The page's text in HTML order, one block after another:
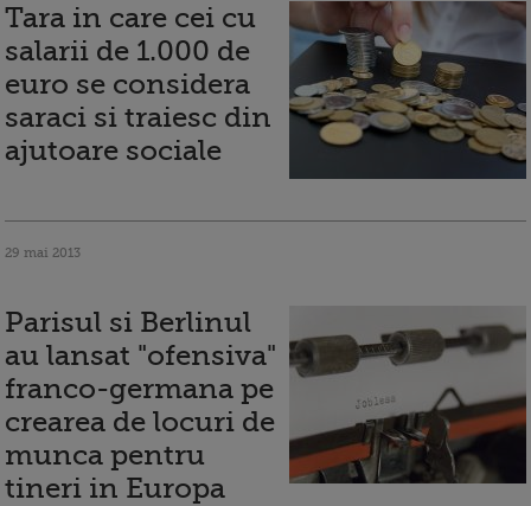
Tara in care cei cu
salarii de 1.000 de
euro se considera
saraci si traiesc din
ajutoare sociale
29 mai 2013
Parisul si Berlinul
au lansat "ofensiva"
franco-germana pe
crearea de locuri de
munca pentru
tineri in Europa